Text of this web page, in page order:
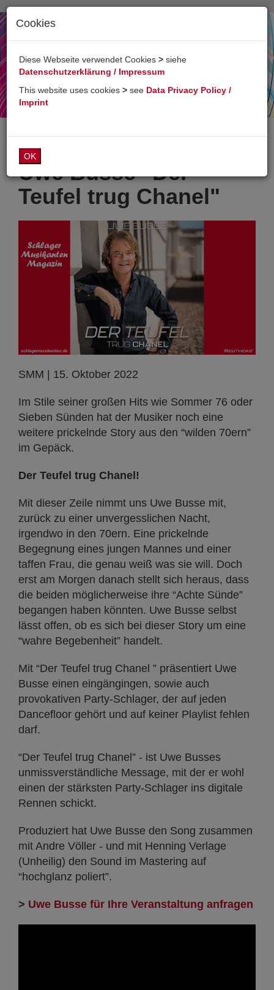
Toggle
Uwe Busse "Der
Teufel trug Chanel"
SMM | 15. Oktober 2022
Im Stile seiner großen Hits wie Sommer 76 oder
Sieben Sünden hat der Musiker noch eine
weitere prickelnde Story aus den “wilden 70ern”
im Gepäck.
Der Teufel trug Chanel!
Mit dieser Zeile nimmt uns Uwe Busse mit,
zurück zu einer unvergesslichen Nacht,
irgendwo in den 70ern. Eine prickelnde
Begegnung eines jungen Mannes und einer
taffen Frau, die genau weiß was sie will. Doch
erst am Morgen danach stellt sich heraus, dass
die beiden möglicherweise ihre “Achte Sünde”
begangen haben könnten. Uwe Busse selbst
lässt offen, ob es sich bei dieser Story um eine
“wahre Begebenheit” handelt.
Mit “Der Teufel trug Chanel ” präsentiert Uwe
Busse einen eingängingen, sowie auch
provokativen Party-Schlager, der auf jeden
Dancefloor gehört und auf keiner Playlist fehlen
darf.
“Der Teufel trug Chanel” - ist Uwe Busses
unmissverständliche Message, mit der er wohl
einen der stärksten Party-Schlager ins digitale
Rennen schickt.
Produziert hat Uwe Busse den Song zusammen
mit Andre Völler - und mit Henning Verlage
(Unheilig) den Sound im Mastering auf
“hochglanz poliert”.
> Uwe Busse für Ihre Veranstaltung anfragen
Cookies
Diese Webseite verwendet Cookies > siehe
Datenschutzerklärung / Impressum
This website uses cookies > see Data Privacy Policy /
Imprint
OK